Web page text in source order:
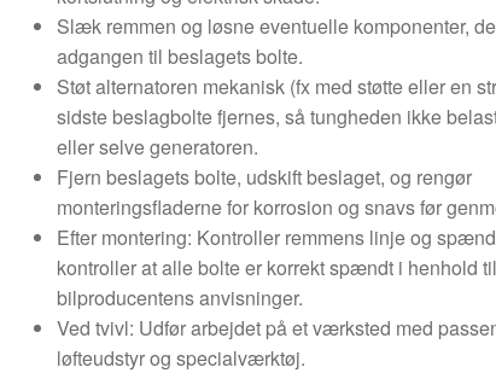
Slæk remmen og løsne eventuelle komponenter,
adgangen til beslagets bolte.
Støt alternatoren mekanisk (fx med støtte eller en
sidste beslagbolte fjernes, så tungheden ikke
eller selve generatoren.
Fjern beslagets bolte, udskift beslaget, og rengør
monteringsfladerne for korrosion og snavs før
Efter montering: Kontroller remmens linje og
kontroller at alle bolte er korrekt spændt i henhold til
bilproducentens anvisninger.
Ved tvivl: Udfør arbejdet på et værksted med
løfteudstyr og specialværktøj.